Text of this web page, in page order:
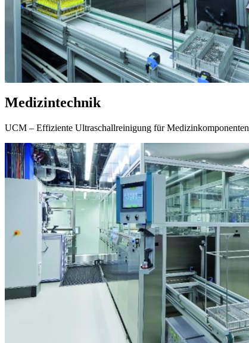
Medizintechnik
UCM – Effiziente Ultraschallreinigung für Medizinkomponenten